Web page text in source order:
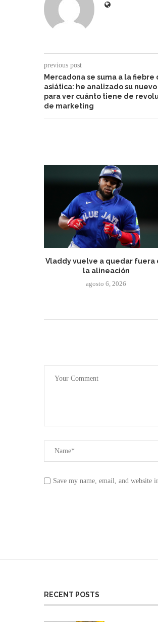
previous post
Mercadona se suma a la
asiática: he analizado su
para ver cuánto tiene de
de marketing
Vladdy vuelve a quedar fuera
la alineación
agosto 6, 2026
Save my name, email, and website
RECENT POSTS